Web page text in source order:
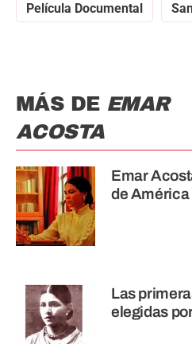
Película Documental
MÁS DE EMAR
ACOSTA
Emar
de América
Las
elegidas